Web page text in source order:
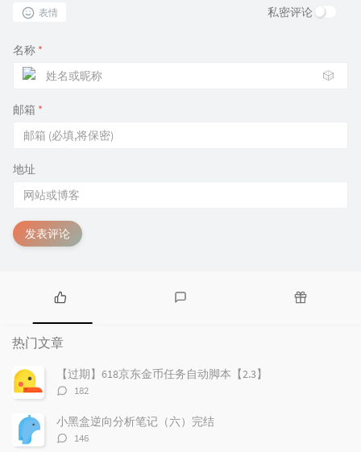
表情 私密评论
名称 *
🎲
邮箱 *
地址
发表评论
热
门
文
章
论
热门文章
【过期】618京东金币任务自动脚本【2.3】
评
数：
182
小黑盒逆向分析笔记（六）完结
评
146